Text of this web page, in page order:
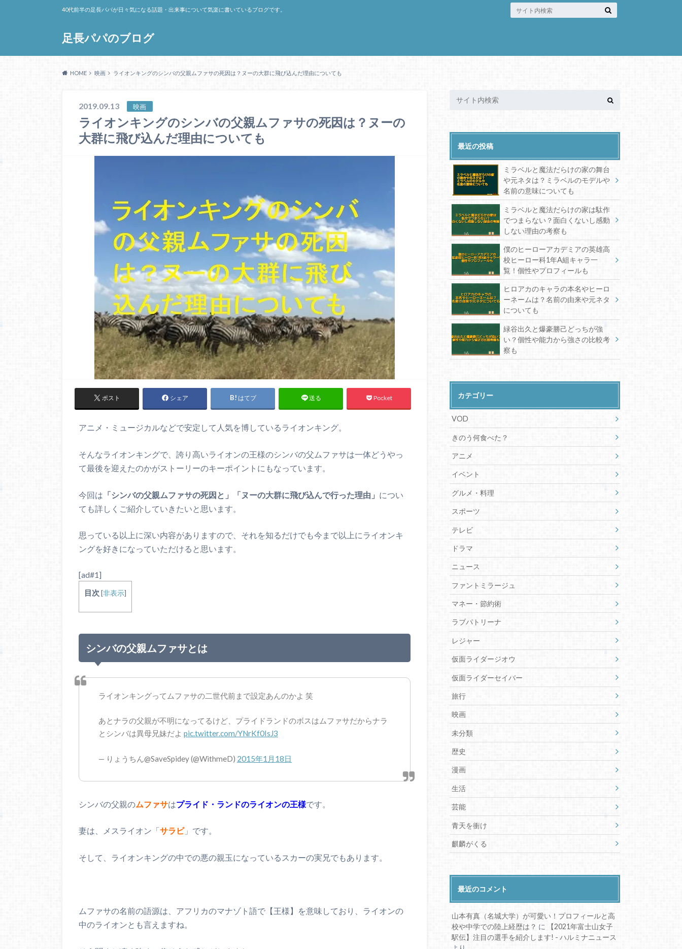
足長パパのブログ
40代前半の足長パパが日々気になる話題・出来事について気楽に書いているブログです。
HOME 映画 ライオンキングのシンバの父親ムファサの死因は？ヌーの大群に飛び込んだ理由についても
2019.09.13 映画
ライオンキングのシンバの父親ムファサの死因は？ヌーの
大群に飛び込んだ理由についても
ポスト シェア はてブ 送る Pocket
アニメ・ミュージカルなどで安定して人気を博しているライオンキング。
そんなライオンキングで、誇り高いライオンの王様のシンバの父ムファサは一体どうやっ
て最後を迎えたのかがストーリーのキーポイントにもなっています。
今回は 「シンバの父親ムファサの死因と」「ヌーの大群に飛び込んで行った理由」 につい
ても詳しくご紹介していきたいと思います。
思っている以上に深い内容がありますので、それを知るだけでも今まで以上にライオンキ
ングを好きになっていただけると思います。
[ad#1]
目次 [非表示]
シンバの父親ムファサとは
ライオンキングってムファサの二世代前まで設定あんのかよ 笑
あとナラの父親が不明になってるけど、プライドランドのボスはムファサだからナラ
とシンバは異母兄妹だよ pic.twitter.com/YNrKf0IsJ3
— りょうちん@SaveSpidey (@WithmeD) 2015年1月18日
シンバの父親のムファサはプライド・ランドのライオンの王様です。
妻は、メスライオン「サラビ」です。
そして、ライオンキングの中での悪の親玉になっているスカーの実兄でもあります。
ムファサの名前の語源は、アフリカのマナゾト語で【王様】を意味しており、ライオンの
中のライオンとも言えますね。
最近の投稿
ミラベルと魔法だらけの家の舞台
や元ネタは？ミラベルのモデルや
名前の意味についても
ミラベルと魔法だらけの家は駄作
でつまらない？面白くないし感動
しない理由の考察も
僕のヒーローアカデミアの英雄高
校ヒーロー科1年A組キャラ一
覧！個性やプロフィールも
ヒロアカのキャラの本名やヒーロ
ーネームは？名前の由来や元ネタ
についても
緑谷出久と爆豪勝己どっちが強
い？個性や能力から強さの比較考
察も
カテゴリー
VOD
きのう何食べた？
アニメ
イベント
グルメ・料理
スポーツ
テレビ
ドラマ
ニュース
ファントミラージュ
マネー・節約術
ラブパトリーナ
レジャー
仮面ライダージオウ
仮面ライダーセイバー
旅行
映画
未分類
歴史
漫画
生活
芸能
青天を衝け
麒麟がくる
最近のコメント
山本有真（名城大学）が可愛い！プロフィールと高
校や中学での陸上経歴は？ に
【2021年富士山女子
駅伝】注目の選手を紹介します! - ハルミナニュース